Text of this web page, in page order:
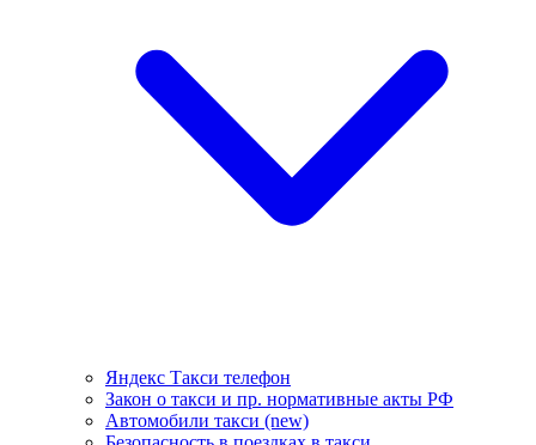
Яндекс Такси телефон
Закон о такси и пр. нормативные акты РФ
Автомобили такси (new)